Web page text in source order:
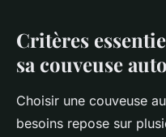
Critères
sa couveuse
Choisir une couveuse
besoins repose sur